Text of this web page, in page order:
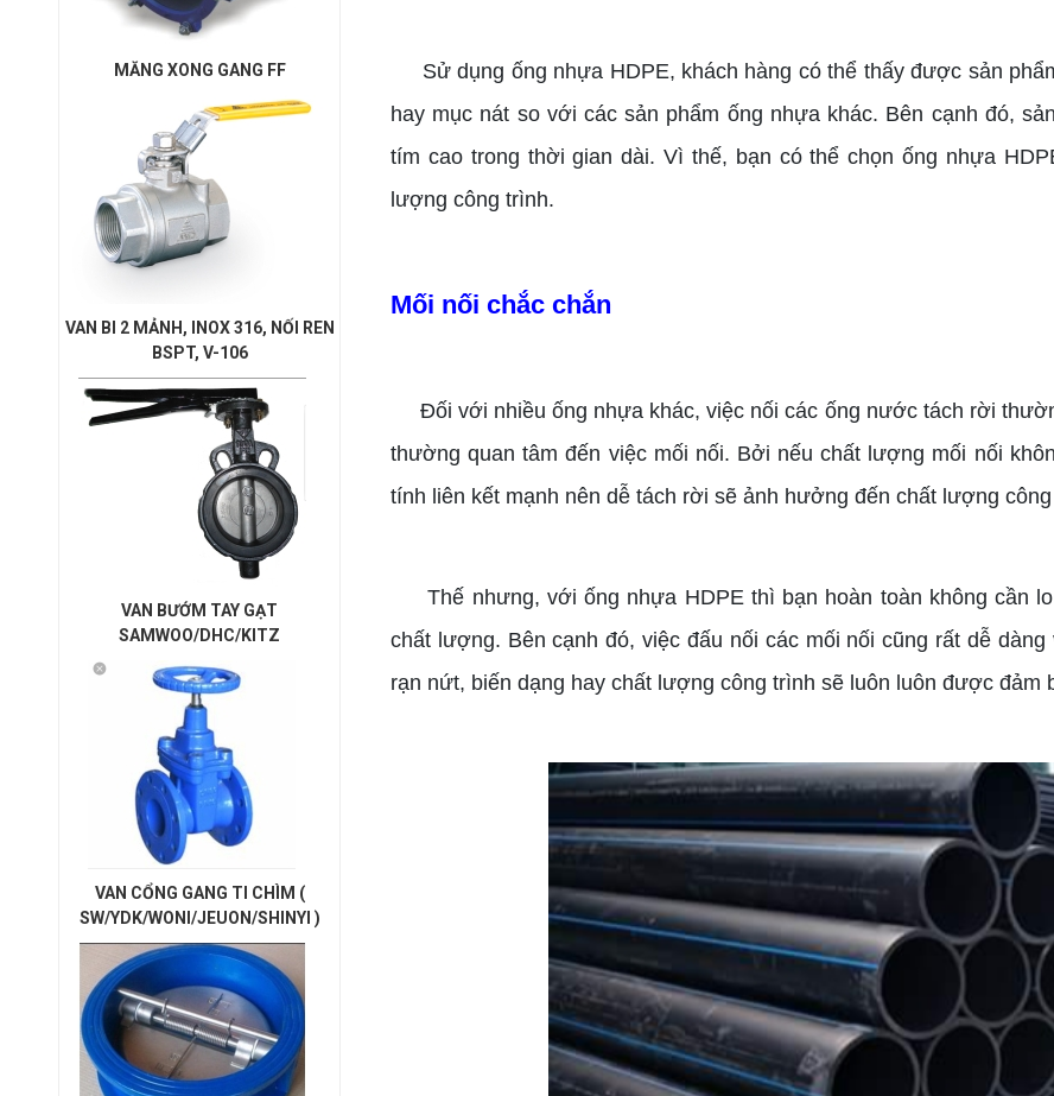
MĂNG XONG GANG FF
VAN BI 2 MẢNH, INOX 316, NỐI REN
BSPT, V-106
VAN BƯỚM TAY GẠT
SAMWOO/DHC/KITZ
VAN CỔNG GANG TI CHÌM (
SW/YDK/WONI/JEUON/SHINYI )
Sử dụng ống nhựa HDPE, khách hàng có thể thấy được sản
hay mục nát so với các sản phẩm ống nhựa khác. Bên cạnh đó,
tím cao trong thời gian dài. Vì thế, bạn có thể chọn ống nhựa
lượng công trình.
Mối nối chắc chắn
Đối với nhiều ống nhựa khác, việc nối các ống nước tách rời
thường quan tâm đến việc mối nối. Bởi nếu chất lượng mối nối
tính liên kết mạnh nên dễ tách rời sẽ ảnh hưởng đến chất lượng
Thế nhưng, với ống nhựa HDPE thì bạn hoàn toàn không cần
chất lượng. Bên cạnh đó, việc đấu nối các mối nối cũng rất dễ
rạn nứt, biến dạng hay chất lượng công trình sẽ luôn luôn được đảm